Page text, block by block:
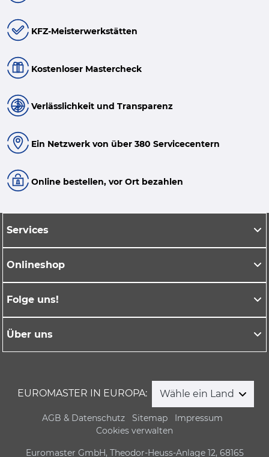
KFZ-Meisterwerkstätten
Kostenloser Mastercheck
Verlässlichkeit und Transparenz
Ein Netzwerk von über 380 Servicecentern
Online bestellen, vor Ort bezahlen
Services
Onlineshop
Folge uns!
Über uns
EUROMASTER IN EUROPA: Wähle ein Land
AGB & Datenschutz Sitemap
Impressum
Cookies verwalten
Euromaster GmbH, Theodor-Heuss-Anlage 12, 68165